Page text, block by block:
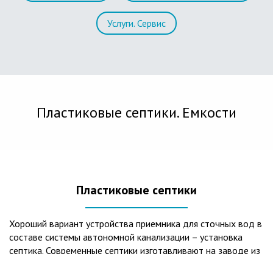
Услуги. Сервис
Пластиковые септики. Емкости
Пластиковые септики
Хороший вариант устройства приемника для сточных вод в
составе системы автономной канализации – установка
септика. Современные септики изготавливают на заводе из